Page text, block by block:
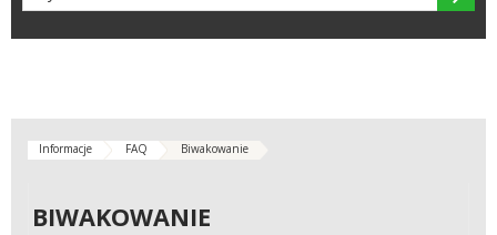
Informacje FAQ Biwakowanie
BIWAKOWANIE